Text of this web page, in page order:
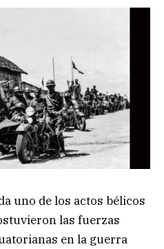
uno de los actos bélicos
las fuerzas
en la guerra